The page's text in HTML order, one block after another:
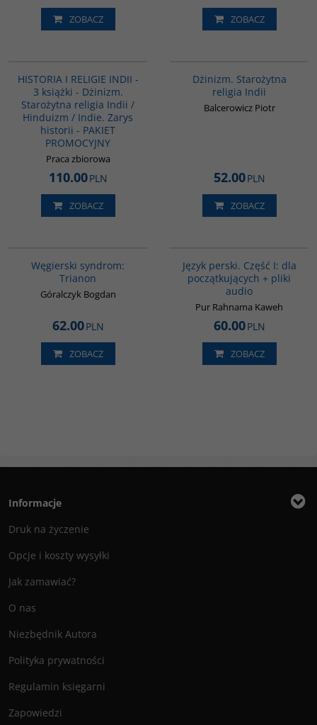
ZOBACZ ZOBACZ
HISTORIA I RELIGIE INDII -
3 książki - Dżinizm.
Starożytna religia Indii /
Hinduizm / Indie. Zarys
historii - PAKIET
PROMOCYJNY
Praca zbiorowa
110.00PLN
ZOBACZ
Dżinizm. Starożytna
religia Indii
Balcerowicz Piotr
52.00PLN
ZOBACZ
Węgierski syndrom:
Trianon
Góralczyk Bogdan
62.00PLN
ZOBACZ
Język perski. Część I: dla
początkujących + pliki
audio
Pur Rahnama Kaweh
60.00PLN
ZOBACZ
Informacje
Druk na życzenie
Opcje i koszty wysyłki
Jak zamawiać?
O nas
Niezbędnik Autora
Polityka prywatności
Regulamin księgarni
Zapowiedzi